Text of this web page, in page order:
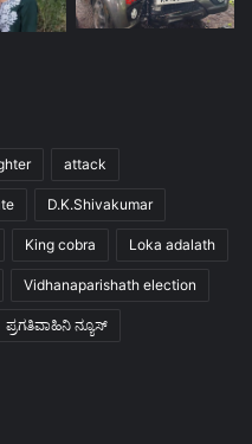
attack
D.K.Shivakumar
King cobra Loka adalath
Vidhanaparishath election
ಪ್ರಗತಿವಾಹಿನಿ ನ್ಯೂಸ್